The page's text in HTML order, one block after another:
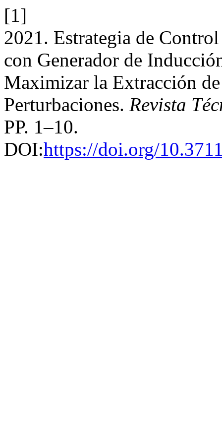
[1]
2021. Estrategia de
con Generador de
Maximizar la Extracción
Perturbaciones. Revista
PP. 1–10.
DOI:https://doi.org/